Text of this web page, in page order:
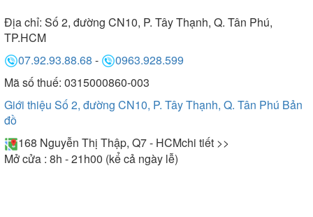
Địa chỉ: Số 2, đường CN10, P. Tây Thạnh, Q. Tân Phú,
TP.HCM
07.92.93.88.68 -
0963.928.599
Mã số thuế: 0315000860-003
Giới thiệu Số 2, đường CN10, P. Tây Thạnh, Q. Tân Phú Bản
đồ
168 Nguyễn Thị Thập, Q7 - HCMchi tiết >>
Mở cửa : 8h - 21h00 (kể cả ngày lễ)